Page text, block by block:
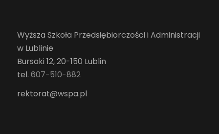
Wyższa Szkoła Przedsiębiorczości i Administracji
w Lublinie
Bursaki 12, 20-150 Lublin
tel. 607-510-882
rektorat@wspa.pl